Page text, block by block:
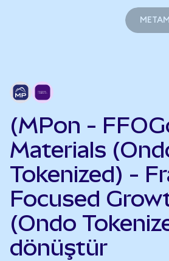
(MPon -
Materials
Tokenized) -
Focused
(Ondo
dönüştür